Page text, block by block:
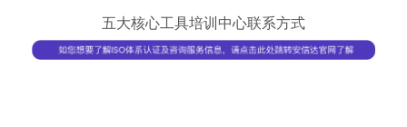
五大核心工具培训中心联系方式